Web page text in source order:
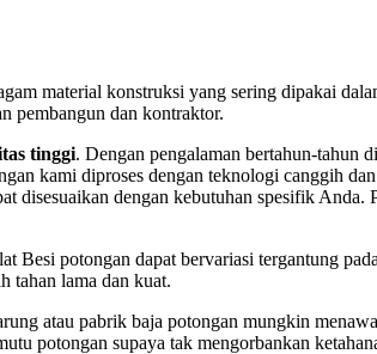
material konstruksi yang sering dipakai
pembangun dan kontraktor.
tinggi. Dengan pengalaman bertahun-tahun
kami diproses dengan teknologi canggih
dengan kebutuhan spesifik
potongan dapat bervariasi tergantung
tahan lama dan kuat.
atau pabrik baja potongan mungkin
potongan supaya tak mengorbankan